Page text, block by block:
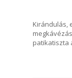
Kirándulás,
patikatiszta